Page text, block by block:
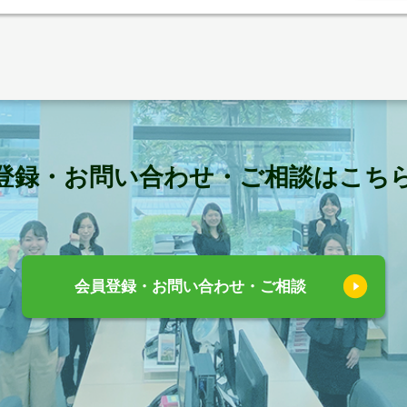
録・お問い合わせ・ご相談はこち
会員登録・お問い合わせ・ご相談